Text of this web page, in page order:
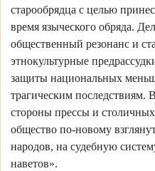
старообрядца с целью
время языческого обряда.
общественный резонанс и
этнокультурные
защиты национальных
трагическим последствиям.
стороны прессы и
общество по-новому
народов, на судебную
наветов».